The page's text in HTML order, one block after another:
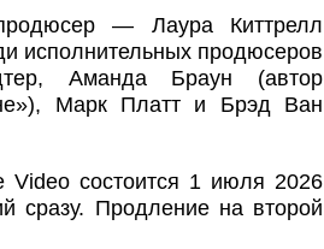
— Лаура Киттрелл
исполнительных продюсеров
Аманда Браун (автор
Марк Платт и Брэд Ван
Video состоится 1 июля 2026
сразу. Продление на второй